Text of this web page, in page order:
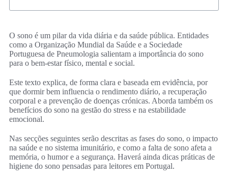
O sono é um pilar da vida diária e da saúde pública. Entidades
como a Organização Mundial da Saúde e a Sociedade
Portuguesa de Pneumologia salientam a importância do sono
para o bem-estar físico, mental e social.
Este texto explica, de forma clara e baseada em evidência, por
que dormir bem influencia o rendimento diário, a recuperação
corporal e a prevenção de doenças crónicas. Aborda também os
benefícios do sono na gestão do stress e na estabilidade
emocional.
Nas secções seguintes serão descritas as fases do sono, o impacto
na saúde e no sistema imunitário, e como a falta de sono afeta a
memória, o humor e a segurança. Haverá ainda dicas práticas de
higiene do sono pensadas para leitores em Portugal.